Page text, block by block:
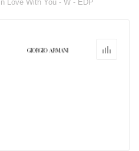
Love With You - W - EDP